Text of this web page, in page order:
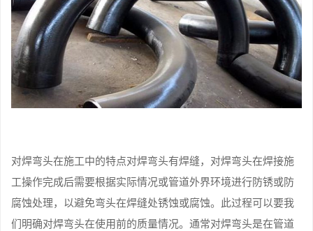
对焊弯头在施工中的特点对焊弯头有焊缝，对焊弯头在焊接施
工操作完成后需要根据实际情况或管道外界环境进行防锈或防
腐蚀处理，以避免弯头在焊缝处锈蚀或腐蚀。此过程可以要我
们明确对焊弯头在使用前的质量情况。通常对焊弯头是在管道